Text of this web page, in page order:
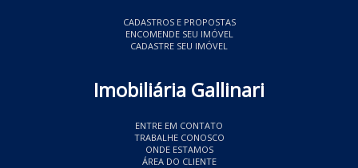
CADASTROS E PROPOSTAS
ENCOMENDE SEU IMÓVEL
CADASTRE SEU IMÓVEL
Imobiliária Gallinari
ENTRE EM CONTATO
TRABALHE CONOSCO
ONDE ESTAMOS
ÁREA DO CLIENTE